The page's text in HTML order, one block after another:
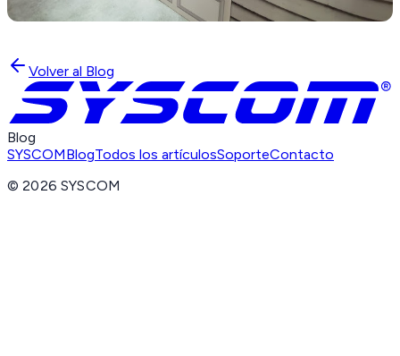
Volver al Blog
Blog
SYSCOMBlogTodos los artículosSoporteContacto
©2026 SYSCOM